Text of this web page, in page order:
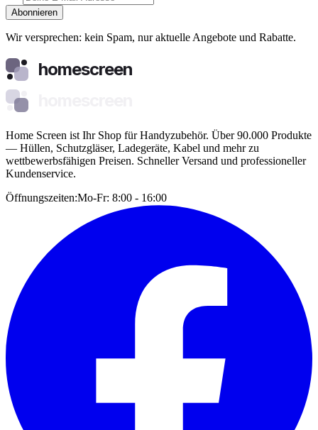
Abonnieren
Wir versprechen: kein Spam, nur aktuelle Angebote und Rabatte.
homescreen
Home Screen ist Ihr Shop für Handyzubehör. Über 90.000 Produkte
— Hüllen, Schutzgläser, Ladegeräte, Kabel und mehr zu
wettbewerbsfähigen Preisen. Schneller Versand und professioneller
Kundenservice.
Öffnungszeiten:Mo-Fr: 8:00 - 16:00